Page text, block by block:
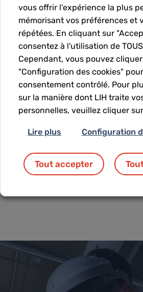
0
Number of participant
follow-ups in collaborative
projects
vous offrir l'expérience la plus
mémorisant vos préférences et
répétées. En cliquant sur
consentez à l'utilisation de
Cependant, vous pouvez
"Configuration des cookies"
consentement contrôlé. Pour
sur la manière dont LIH traite
personnelles, veuillez cliquer sur
Lire plus Configuration
Tout accepter